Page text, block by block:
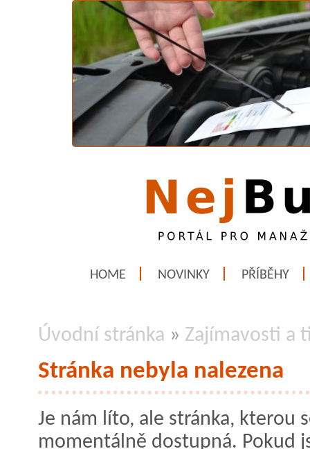
HOME NOVINKY PŘÍBĚHY
Úvodní stránka » Zajímavosti a
Stránka nebyla nalezena
Je nám líto, ale stránka, kterou
momentálně dostupná. Pokud